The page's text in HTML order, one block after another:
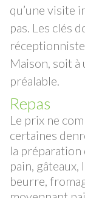
qu’une visite
pas. Les clés
Maison, soit
préalable.
Repas
Le prix ne
certaines
la préparation
pain,
beurre,